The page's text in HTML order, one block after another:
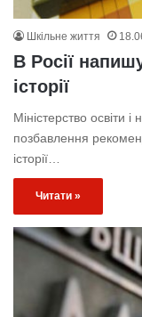
Шкільне життя
В Росії
історії
Міністерство освіти
позбавлення
історії…
Читати »